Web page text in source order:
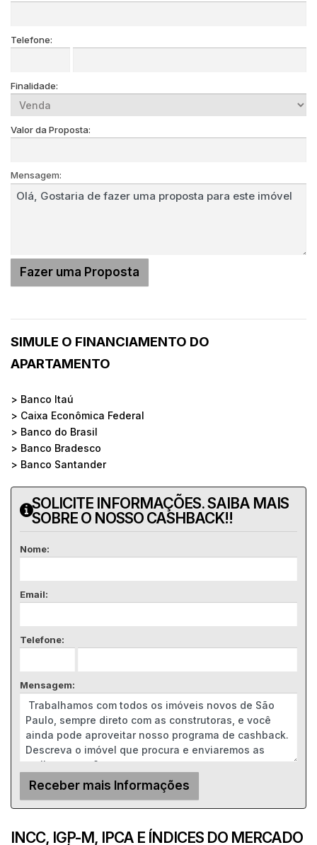
Telefone:
Finalidade:
Valor da Proposta:
Mensagem:
SIMULE O FINANCIAMENTO DO
APARTAMENTO
> Banco Itaú
> Caixa Econômica Federal
> Banco do Brasil
> Banco Bradesco
> Banco Santander
SOLICITE INFORMAÇÕES. SAIBA MAIS
SOBRE O NOSSO CASHBACK!!
Nome:
Email:
Telefone:
Mensagem:
INCC, IGP-M, IPCA E ÍNDICES DO MERCADO